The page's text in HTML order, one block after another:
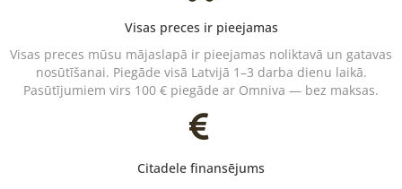
Visas preces ir pieejamas
Visas preces mūsu mājaslapā ir pieejamas noliktavā un gatavas
nosūtīšanai. Piegāde visā Latvijā 1–3 darba dienu laikā.
Pasūtījumiem virs 100 € piegāde ar Omniva — bez maksas.
Citadele finansējums